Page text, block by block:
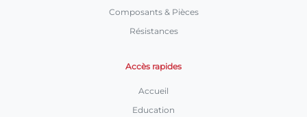
Composants & Pièces
Résistances
Accès rapides
Accueil
Education